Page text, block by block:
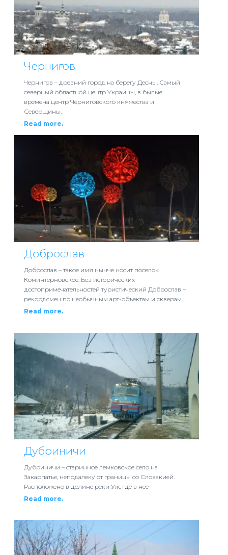
Чернигов
Чернигов – древний город на берегу Десны. Самый
северный областной центр Украины, в былые
времена центр Черниговского княжества и
Северщины.
Read more.
Доброслав
Доброслав – такое имя нынче носит поселок
Коминтерновское. Без исторических
достопримечательностей туристический Доброслав –
рекордсмен по необычным арт-объектам и скверам.
Read more.
Дубриничи
Дубриничи – старинное лемковское село на
Закарпатье, неподалеку от границы со Словакией.
Расположено в долине реки Уж, где в нее
Read more.